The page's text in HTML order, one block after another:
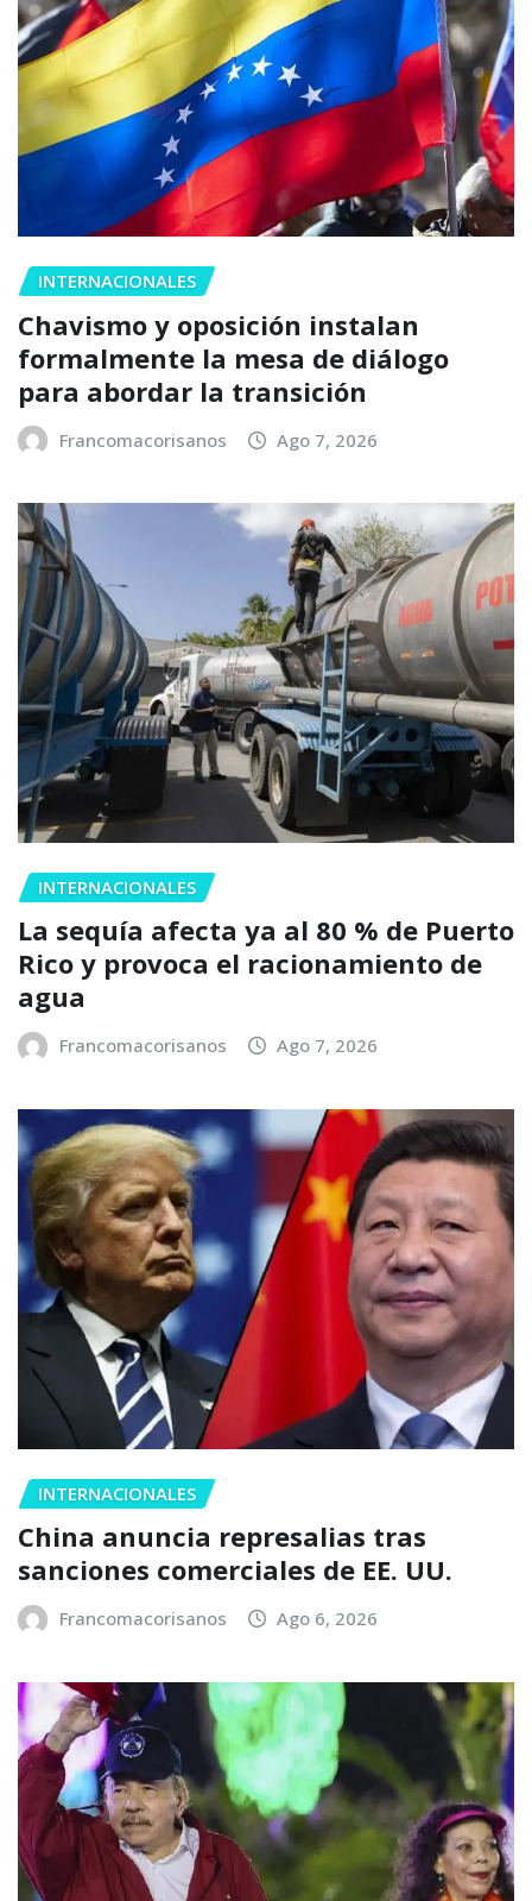
INTERNACIONALES
Chavismo y oposición instalan
formalmente la mesa de diálogo
para abordar la transición
Francomacorisanos Ago 7, 2026
INTERNACIONALES
La sequía afecta ya al 80 % de Puerto
Rico y provoca el racionamiento de
agua
Francomacorisanos Ago 7, 2026
INTERNACIONALES
China anuncia represalias tras
sanciones comerciales de EE. UU.
Francomacorisanos Ago 6, 2026